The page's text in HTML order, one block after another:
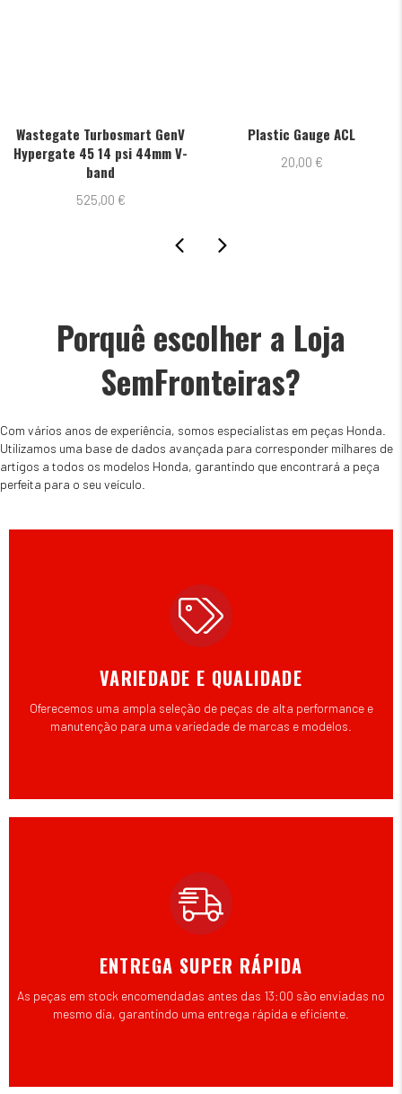
Wastegate Turbosmart GenV
Hypergate 45 14 psi 44mm V-
band
525,00 €
Plastic Gauge ACL
20,00 €
Porquê escolher a Loja
SemFronteiras?
Com vários anos de experiência, somos especialistas em peças Honda.
Utilizamos uma base de dados avançada para corresponder milhares de
artigos a todos os modelos Honda, garantindo que encontrará a peça
perfeita para o seu veículo.
VARIEDADE E QUALIDADE
Oferecemos uma ampla seleção de peças de alta performance e
manutenção para uma variedade de marcas e modelos.
ENTREGA SUPER RÁPIDA
As peças em stock encomendadas antes das 13:00 são enviadas no
mesmo dia, garantindo uma entrega rápida e eficiente.